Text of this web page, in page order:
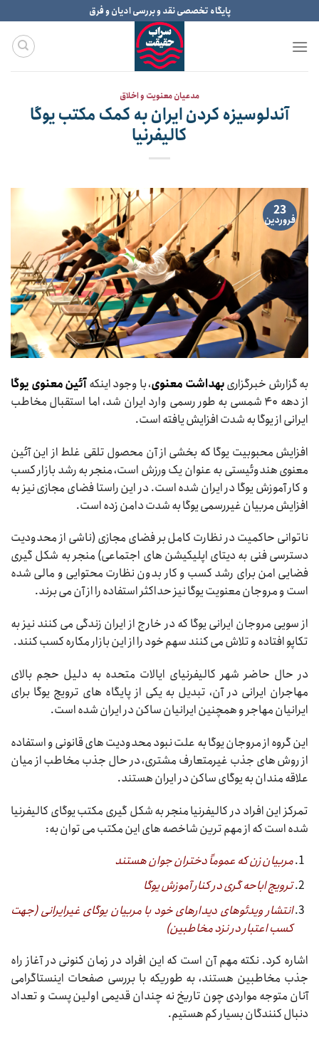
to
content
پایگاه تخصصی نقد و بررسی ادیان و فرق
مدعیان معنویت و اخلاق
آندلوسیزه کردن ایران به کمک مکتب یوگا
کالیفرنیا
23
فروردین
به گزارش خبرگزاریبهداشت معنوی، با وجود اینکهآئین معنوی یوگا
از دهه ۴۰ شمسی به طور رسمی وارد ایران شد، اما استقبال مخاطب
ایرانی از یوگا به شدت افزایش یافته است.
افزایش محبوبیت یوگا که بخشی از آن محصول تلقی غلط از این آئین
معنوی هندوئیستی به عنوان یک ورزش است، منجر به رشد بازار کسب
و کار آموزش یوگا در ایران شده است. در این راستا فضای مجازی نیز به
افزایش مربیان غیررسمی یوگا به شدت دامن زده است.
ناتوانی حاکمیت در نظارت کامل بر فضای مجازی (ناشی از محدودیت
دسترسی فنی به دیتای اپلیکیشن های اجتماعی) منجر به شکل گیری
فضایی امن برای رشد کسب و کار بدون نظارت محتوایی و مالی شده
است و مروجان معنویت یوگا نیز حداکثر استفاده را از آن می برند.
از سویی مروجان ایرانی یوگا که در خارج از ایران زندگی می کنند نیز به
تکاپو افتاده و تلاش می کنند سهم خود را از این بازار مکاره کسب کنند.
در حال حاضر شهر کالیفرنیای ایالات متحده به دلیل حجم بالای
مهاجران ایرانی در آن، تبدیل به یکی از پایگاه های ترویج یوگا برای
ایرانیان مهاجر و همچنین ایرانیان ساکن در ایران شده است.
این گروه از مروجان یوگا به علت نبود محدودیت های قانونی و استفاده
از روش های جذب غیرمتعارف مشتری، در حال جذب مخاطب از میان
علاقه مندان به یوگای ساکن در ایران هستند.
تمرکز این افراد در کالیفرنیا منجر به شکل گیری مکتب یوگای کالیفرنیا
شده است که از مهم ترین شاخصه های این مکتب می توان به:
مربیان زن که عموماً دختران جوان هستند
ترویج اباحه گری در کنار آموزش یوگا
انتشار ویدئوهای دیدارهای خود با مربیان یوگای غیرایرانی (جهت
کسب اعتبار در نزد مخاطبین)
اشاره کرد. نکته مهم آن است که این افراد در زمان کنونی در آغاز راه
جذب مخاطبین هستند، به طوری‏که با بررسی صفحات اینستاگرامی
آنان متوجه مواردی چون تاریخ نه چندان قدیمی اولین پست و تعداد
دنبال کنندگان بسیار کم هستیم.